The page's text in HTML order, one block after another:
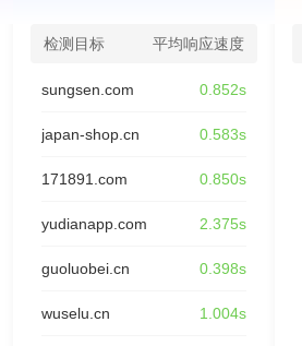
检测目标 平均响应速度
sungsen.com 0.852s
japan-shop.cn 0.583s
171891.com 0.850s
yudianapp.com 2.375s
guoluobei.cn 0.398s
wuselu.cn 1.004s